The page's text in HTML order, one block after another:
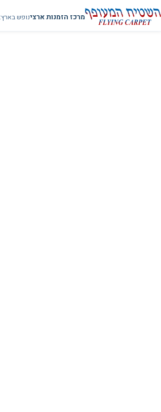
מרכז הזמנות ארצינופש בארץ